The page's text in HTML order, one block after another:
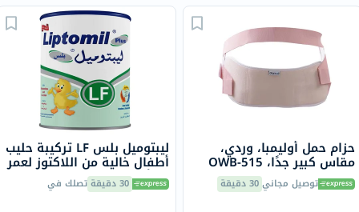
حزام حمل أوليمبا، وردي،
مقاس كبير جدًا، OWB-515
توصيل مجاني30 دقيقة
ليبتوميل بلس LF تركيبة حليب
أطفال خالية من اللاكتوز لعمر
0+ أشهر، 400 جرام 30 دقيقة تصلك في